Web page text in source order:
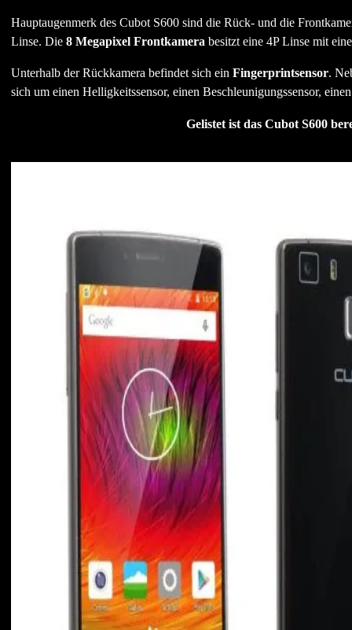
Hauptaugenmerk des Cubot S600 sind die Rück- und die
Linse. Die 8 Megapixel Frontkamera besitzt eine 4P Linse mit
Unterhalb der Rückkamera befindet sich ein Fingerprintsensor.
sich um einen Helligkeitssensor, einen Beschleunigungssensor,
Gelistet ist das Cubot S600